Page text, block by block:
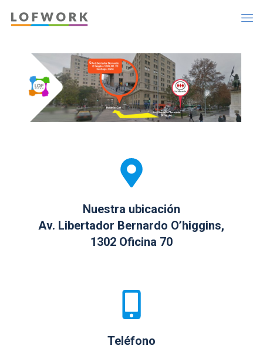
Nuestra ubicación
Av. Libertador Bernardo O’higgins,
1302 Oficina 70
Teléfono